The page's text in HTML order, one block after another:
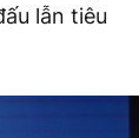
lẫn tiêu